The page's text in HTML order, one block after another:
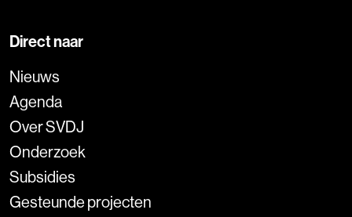
Direct naar
Nieuws
Agenda
Over SVDJ
Onderzoek
Subsidies
Gesteunde projecten